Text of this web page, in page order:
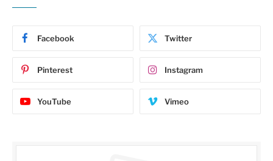
Facebook Twitter
Pinterest Instagram
YouTube Vimeo